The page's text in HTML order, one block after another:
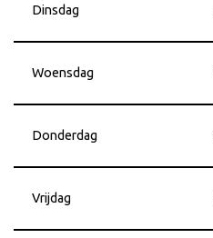
Dinsdag
Woensdag
Donderdag
Vrijdag